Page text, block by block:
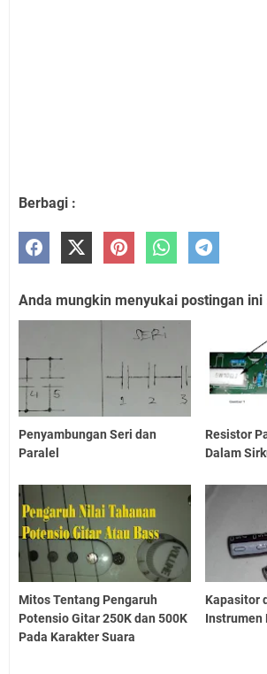
Berbagi :
Anda mungkin menyukai postingan ini
Penyambungan Seri dan
Paralel
Resistor
Dalam
Mitos Tentang Pengaruh
Potensio Gitar 250K dan 500K
Pada Karakter Suara
Kapasitor
Instrumen